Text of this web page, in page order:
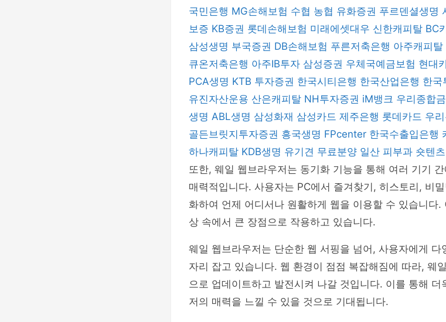
국민은행 MG손해보험 수협 농협 유화증권 푸르덴셜생명
보증 KB증권 롯데손해보험 미래에셋대우 신한캐피탈 BC
삼성생명 부국증권 DB손해보험 푸른저축은행 아주캐피탈
큐온저축은행 아주IB투자 삼성증권 우체국예금보험 현대
PCA생명 KTB 투자증권 한국시티은행 한국산업은행 한국
유진자산운용 산은캐피탈 NH투자증권 iM뱅크 우리종합
생명 ABL생명 삼성화재 삼성카드 제주은행 롯데카드 우
골든브릿지투자증권 흥국생명 FPcenter 한국수출입은행
하나캐피탈 KDB생명 유기견 무료분양 일산 피부과 숏텐츠
또한, 웨일 웹브라우저는 동기화 기능을 통해 여러 기기
매력적입니다. 사용자는 PC에서 즐겨찾기, 히스토리, 비
화하여 언제 어디서나 원활하게 웹을 이용할 수 있습니다
상 속에서 큰 장점으로 작용하고 있습니다.
웨일 웹브라우저는 단순한 웹 서핑을 넘어, 사용자에게
자리 잡고 있습니다. 웹 환경이 점점 복잡해짐에 따라, 웨
으로 업데이트하고 발전시켜 나갈 것입니다. 이를 통해
저의 매력을 느낄 수 있을 것으로 기대됩니다.